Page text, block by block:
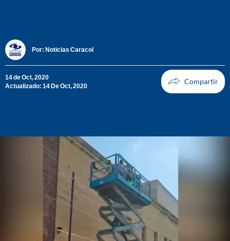
Por: Noticias Caracol
14 de Oct, 2020
Actualizado: 14 De Oct, 2020